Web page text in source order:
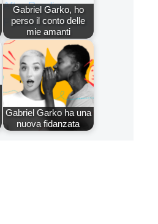
Gabriel Garko, ho
perso il conto delle
mie amanti
Gabriel Garko ha una
nuova fidanzata